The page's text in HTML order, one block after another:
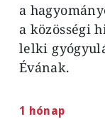
a
a közösségi
lelki
Évának.
1 hónap